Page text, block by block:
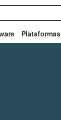
Plataformas